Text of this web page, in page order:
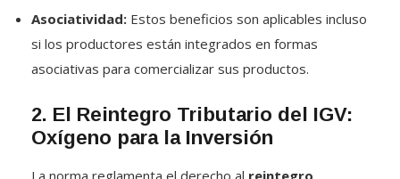
si los productores están integrados en formas
asociativas para comercializar sus productos.
Oxígeno para la Inversión